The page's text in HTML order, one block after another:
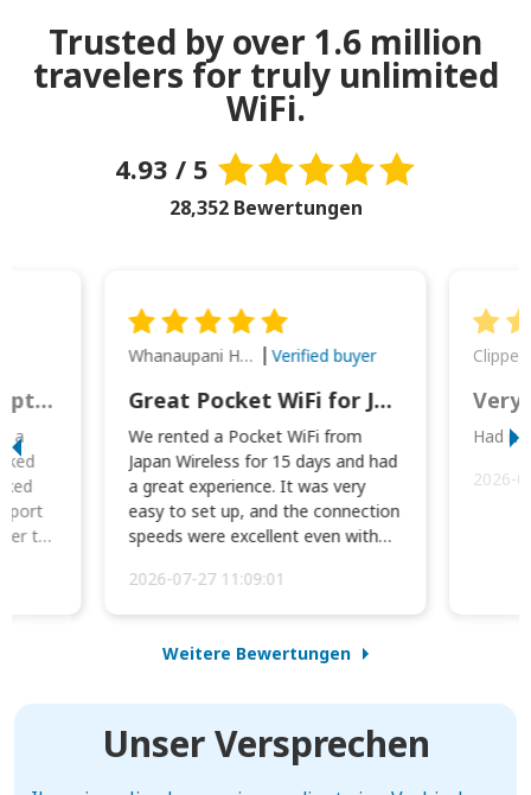
Trusted by over 1.6 million
travelers for truly unlimited
WiFi.
4.93 / 5
28,352 Bewertungen
This was wonderful option to a family of four. Everything worked smoothly.
a
to
Whanaupani Henry Joseph Macown Verified buyer
Great Pocket WiFi for Japan Travel
We rented a Pocket WiFi from
Japan Wireless for 15 days and had
a great experience. It was very
easy to set up, and the connection
speeds were excellent even with
2026-07-27 11:09:01
Very
Had
2026-
Weitere Bewertungen
Unser Versprechen